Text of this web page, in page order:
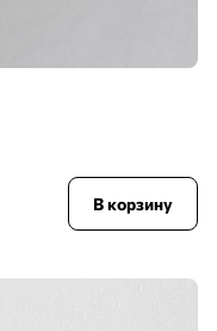
В корзину